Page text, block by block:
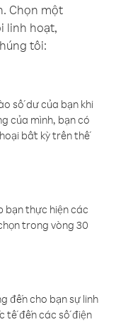
Chọn một
linh hoạt,
tôi:
số dư của bạn khi
của mình, bạn có
bất kỳ trên thế
bạn thực hiện các
trong vòng 30
đến cho bạn sự linh
tế đến các số điện